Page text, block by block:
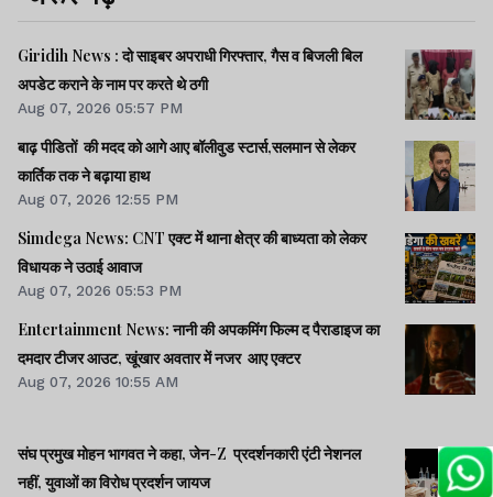
Giridih News : दो साइबर अपराधी गिरफ्तार, गैस व बिजली बिल
अपडेट कराने के नाम पर करते थे ठगी
Aug 07, 2026 05:57 PM
बाढ़ पीडितों की मदद को आगे आए बॉलीवुड स्टार्स,सलमान से लेकर
कार्तिक तक ने बढ़ाया हाथ
Aug 07, 2026 12:55 PM
Simdega News: CNT एक्ट में थाना क्षेत्र की बाध्यता को लेकर
विधायक ने उठाई आवाज
Aug 07, 2026 05:53 PM
Entertainment News: नानी की अपकमिंग फिल्म द पैराडाइज का
दमदार टीजर आउट, खूंखार अवतार में नजर आए एक्टर
Aug 07, 2026 10:55 AM
संघ प्रमुख मोहन भागवत ने कहा, जेन-Z प्रदर्शनकारी एंटी नेशनल
नहीं, युवाओं का विरोध प्रदर्शन जायज